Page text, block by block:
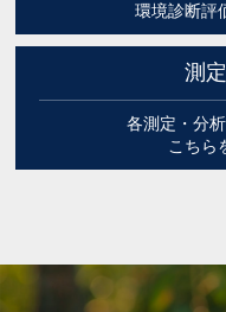
環境診断評
測
各測定・分
こちら